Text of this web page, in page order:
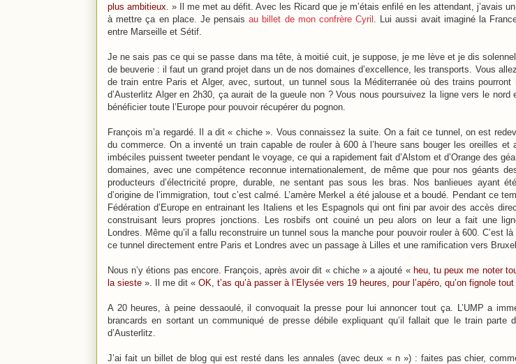
plus ambitieux. » Il me met au défit. Avec les Ricard que je m’étais enfilé en les attendant, j’avais
à mettre ça en place. Je pensaisau billet de mon confrère Cyril . Lui aussi avait imaginé la
entre Marseille et Sétif.
Je ne sais pas ce qui se passe dans ma tête, à moitié cuit, je suppose, je me lève et je dis
de beuverie : il faut un grand projet dans un de nos domaines d’excellence, les transports. Vous
de train entre Paris et Alger, avec, surtout, un tunnel sous la Méditerranée où des trains
d’Austerlitz Alger en 2h30, ça aurait de la gueule non ? Vous nous poursuivez la ligne vers le nord
bénéficier toute l’Europe pour pouvoir récupérer du pognon.
François m’a regardé. Il a dit « chiche ». Vous connaissez la suite. On a fait ce tunnel, on est
du commerce. On a inventé un train capable de rouler à 600 à l’heure sans bouger les oreilles et
imbéciles puissent tweeter pendant le voyage, ce qui a rapidement fait d’Alstom et d’Orange des
domaines, avec une compétence reconnue internationalement, de même que pour nos géants
producteurs d’électricité propre, durable, ne sentant pas sous les bras. Nos banlieues ayant
d’origine de l’immigration, tout c’est calmé. L’amère Merkel a été jalouse et a boudé. Pendant ce
Fédération d’Europe en entrainant les Italiens et les Espagnols qui ont fini par avoir des accès
construisant leurs propres jonctions. Les rosbifs ont couiné un peu alors on leur a fait une
Londres. Même qu’il a fallu reconstruire un tunnel sous la manche pour pouvoir rouler à 600. C’est là
ce tunnel directement entre Paris et Londres avec un passage à Lilles et une ramification vers
Nous n’y étions pas encore. François, après avoir dit « chiche » a ajouté « heu, tu peux me noter
la sieste ». Il me dit « OK, t’as qu’à passer à l’Elysée vers 19 heures, pour l’apéro, qu’on fignole tout
A 20 heures, à peine dessaoulé, il convoquait la presse pour lui annoncer tout ça. L’UMP a
brancards en sortant un communiqué de presse débile expliquant qu’il fallait que le train parte
d’Austerlitz.
J’ai fait un billet de blog qui est resté dans les annales (avec deux « n ») : faites pas chier,